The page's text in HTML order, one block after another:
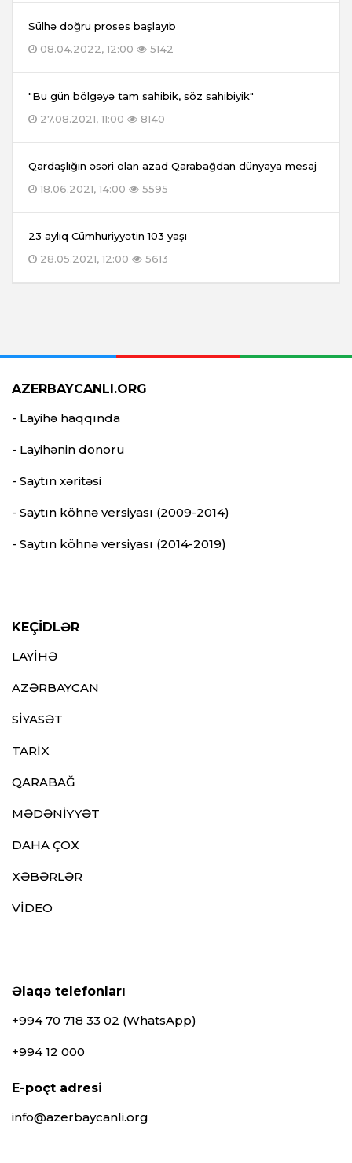
Sülhə doğru proses başlayıb
08.04.2022, 12:00
5142
"Bu gün bölgəyə tam sahibik, söz sahibiyik"
27.08.2021, 11:00
8140
Qardaşlığın əsəri olan azad Qarabağdan dünyaya mesaj
18.06.2021, 14:00
5595
23 aylıq Cümhuriyyətin 103 yaşı
28.05.2021, 12:00
5613
AZERBAYCANLI.ORG
- Layihə haqqında
- Layihənin donoru
- Saytın xəritəsi
- Saytın köhnə versiyası (2009-2014)
- Saytın köhnə versiyası (2014-2019)
KEÇİDLƏR
LAYİHƏ
AZƏRBAYCAN
SİYASƏT
TARİX
QARABAĞ
MƏDƏNİYYƏT
DAHA ÇOX
XƏBƏRLƏR
VİDEO
Əlaqə telefonları
+994 70 718 33 02 (WhatsApp)
+994 12 000
E-poçt adresi
info@azerbaycanli.org